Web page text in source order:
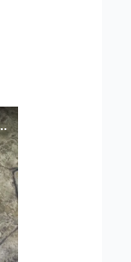
i rilievi della polizia